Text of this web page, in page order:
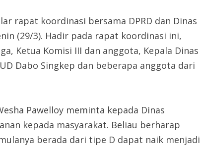
rapat koordinasi bersama DPRD dan Dinas
(29/3). Hadir pada rapat koordinasi ini,
Ketua Komisi III dan anggota, Kepala Dinas
Dabo Singkep dan beberapa anggota dari
Pawelloy meminta kepada Dinas
kepada masyarakat. Beliau berharap
berada dari tipe D dapat naik menjadi